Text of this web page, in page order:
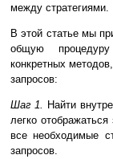
между стратегиями.
В этой статье мы
общую
конкретных
запросов:
Шаг 1. Найти
легко
все необходимые
запросов.